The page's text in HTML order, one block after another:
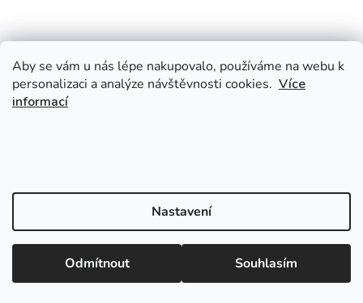
Aby se vám u nás lépe nakupovalo, používáme na webu k
personalizaci a analýze návštěvnosti cookies. Více
informací
Nastavení
Odmítnout Souhlasím